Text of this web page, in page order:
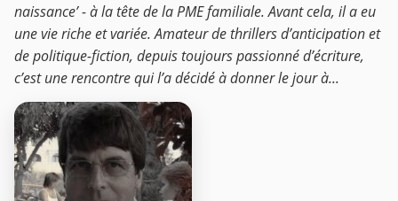
naissance’ - à la tête de la PME familiale. Avant cela, il a eu
une vie riche et variée. Amateur de thrillers d’anticipation et
de politique-fiction, depuis toujours passionné d’écriture,
c’est une rencontre qui l’a décidé à donner le jour à...